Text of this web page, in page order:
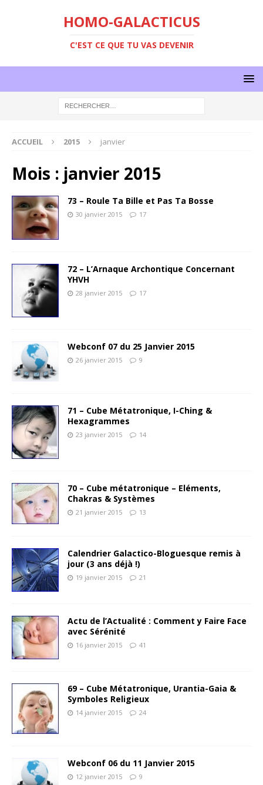
HOMO-GALACTICUS
C'EST CE QUE TU VAS DEVENIR
ACCUEIL 2015 janvier
Mois : janvier 2015
73 – Roule Ta Bille et Pas Ta Bosse
30 janvier 2015 17
72 – L’Arnaque Archontique Concernant
YHVH
28 janvier 2015 17
Webconf 07 du 25 Janvier 2015
26 janvier 2015 9
71 – Cube Métatronique, I-Ching &
Hexagrammes
23 janvier 2015 14
70 – Cube métatronique – Eléments,
Chakras & Systèmes
21 janvier 2015 13
Calendrier Galactico-Bloguesque remis à
jour (3 ans déjà !)
19 janvier 2015 21
Actu de l’Actualité : Comment y Faire Face
avec Sérénité
16 janvier 2015 41
69 – Cube Métatronique, Urantia-Gaia &
Symboles Religieux
14 janvier 2015 24
Webconf 06 du 11 Janvier 2015
12 janvier 2015 9